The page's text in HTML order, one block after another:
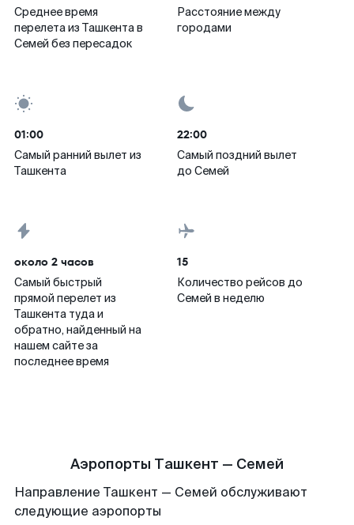
Среднее время
перелета из Ташкента в
Семей без пересадок
Расстояние между
городами
01:00
Самый ранний вылет из
Ташкента
22:00
Самый поздний вылет
до Семей
около 2 часов
Самый быстрый
прямой перелет из
Ташкента туда и
обратно, найденный на
нашем сайте за
последнее время
15
Количество рейсов до
Семей в неделю
Аэропорты Ташкент — Семей
Направление Ташкент — Семей обслуживают
следующие аэропорты